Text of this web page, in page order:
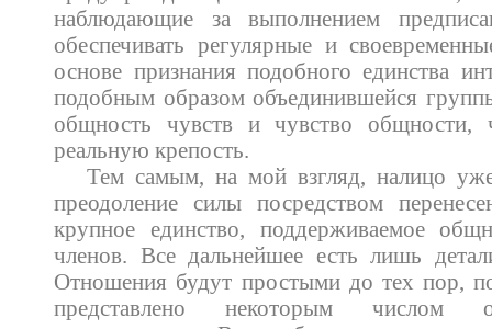
наблюдающие за выполнением
обеспечивать регулярные и
основе признания подобного единства
подобным образом объединившейся
общность чувств и чувство общности,
реальную крепость.
Тем самым, на мой взгляд, налицо
преодоление силы посредством
крупное единство, поддерживаемое
членов. Все дальнейшее есть лишь
Отношения будут простыми до тех пор,
представлено некоторым числом